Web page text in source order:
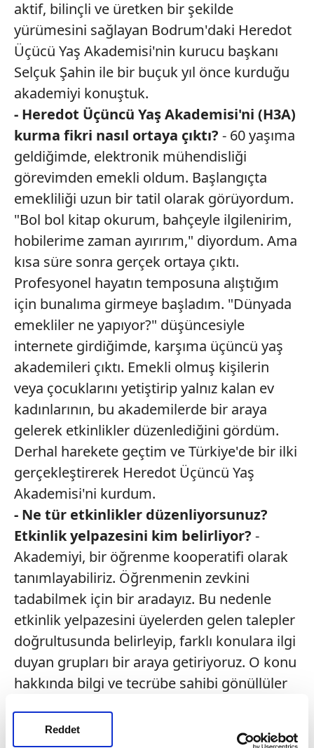
Reddet
aktif, bilinçli ve üretken bir şekilde
yürümesini sağlayan Bodrum'daki Heredot
Üçücü Yaş Akademisi'nin kurucu başkanı
Selçuk Şahin ile bir buçuk yıl önce kurduğu
akademiyi konuştuk.
- Heredot Üçüncü Yaş Akademisi'ni (H3A)
kurma fikri nasıl ortaya çıktı? - 60 yaşıma
geldiğimde, elektronik mühendisliği
görevimden emekli oldum. Başlangıçta
emekliliği uzun bir tatil olarak görüyordum.
"Bol bol kitap okurum, bahçeyle ilgilenirim,
hobilerime zaman ayırırım," diyordum. Ama
kısa süre sonra gerçek ortaya çıktı.
Profesyonel hayatın temposuna alıştığım
için bunalıma girmeye başladım. "Dünyada
emekliler ne yapıyor?" düşüncesiyle
internete girdiğimde, karşıma üçüncü yaş
akademileri çıktı. Emekli olmuş kişilerin
veya çocuklarını yetiştirip yalnız kalan ev
kadınlarının, bu akademilerde bir araya
gelerek etkinlikler düzenlediğini gördüm.
Derhal harekete geçtim ve Türkiye'de bir ilki
gerçekleştirerek Heredot Üçüncü Yaş
Akademisi'ni kurdum.
- Ne tür etkinlikler düzenliyorsunuz?
Etkinlik yelpazesini kim belirliyor? -
Akademiyi, bir öğrenme kooperatifi olarak
tanımlayabiliriz. Öğrenmenin zevkini
tadabilmek için bir aradayız. Bu nedenle
etkinlik yelpazesini üyelerden gelen talepler
doğrultusunda belirleyip, farklı konulara ilgi
duyan grupları bir araya getiriyoruz. O konu
hakkında bilgi ve tecrübe sahibi gönüllüler
Paylaşarak öğrenmek ana fikrimiz.